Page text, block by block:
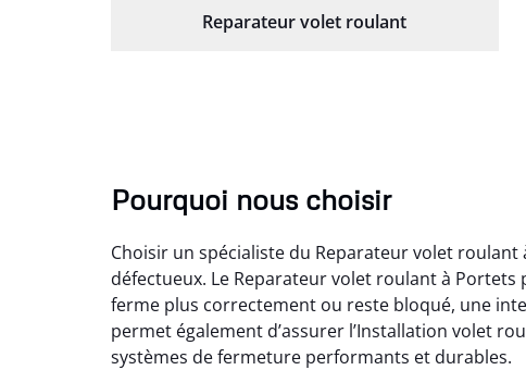
Reparateur volet roulant
Pourquoi nous choisir
Choisir un spécialiste du Reparateur volet
défectueux. Le Reparateur volet roulant à
ferme plus correctement ou reste bloqué, une
permet également d’assurer l’Installation volet
systèmes de fermeture performants et durables.